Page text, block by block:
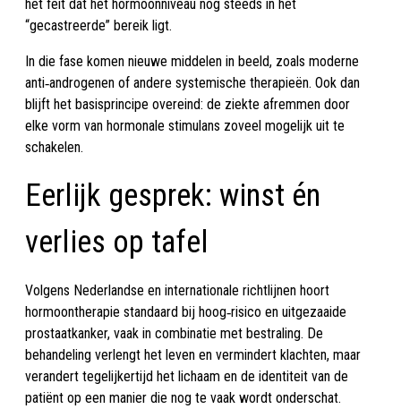
het feit dat het hormoonniveau nog steeds in het
“gecastreerde” bereik ligt.
In die fase komen nieuwe middelen in beeld, zoals moderne
anti‑androgenen of andere systemische therapieën. Ook dan
blijft het basisprincipe overeind: de ziekte afremmen door
elke vorm van hormonale stimulans zoveel mogelijk uit te
schakelen.
Eerlijk gesprek: winst én
verlies op tafel
Volgens Nederlandse en internationale richtlijnen hoort
hormoontherapie standaard bij hoog‑risico en uitgezaaide
prostaatkanker, vaak in combinatie met bestraling. De
behandeling verlengt het leven en vermindert klachten, maar
verandert tegelijkertijd het lichaam en de identiteit van de
patiënt op een manier die nog te vaak wordt onderschat.